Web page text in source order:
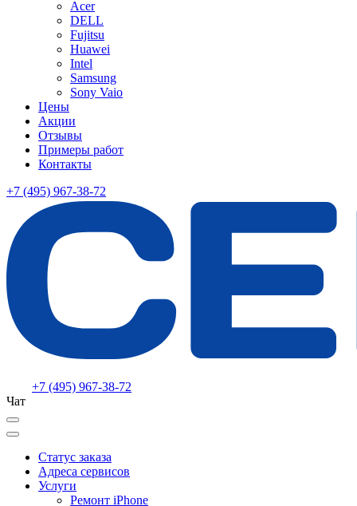
Acer
DELL
Fujitsu
Huawei
Intel
Samsung
Sony Vaio
Цены
Акции
Отзывы
Примеры работ
Контакты
+7 (495) 967-38-72
+7 (495) 967-38-72
Чат
Статус заказа
Адреса сервисов
Услуги
Ремонт iPhone